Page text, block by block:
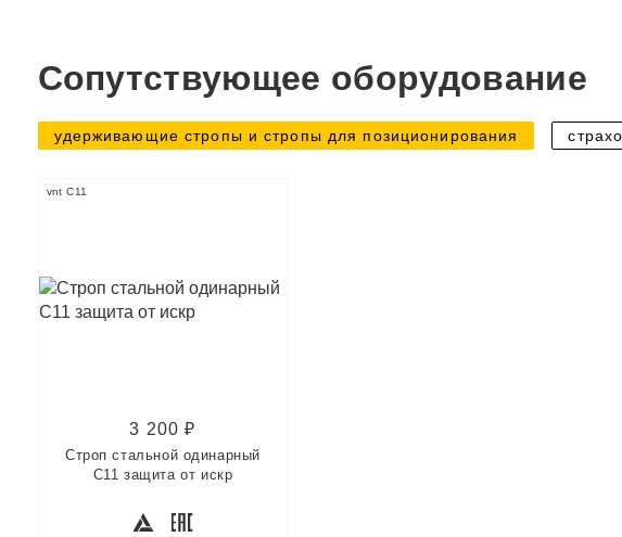
Сопутствующее оборудование
удерживающие стропы и стропы для позиционирования
vnt C11
3 200 ₽
Строп стальной одинарный
С11 защита от искр